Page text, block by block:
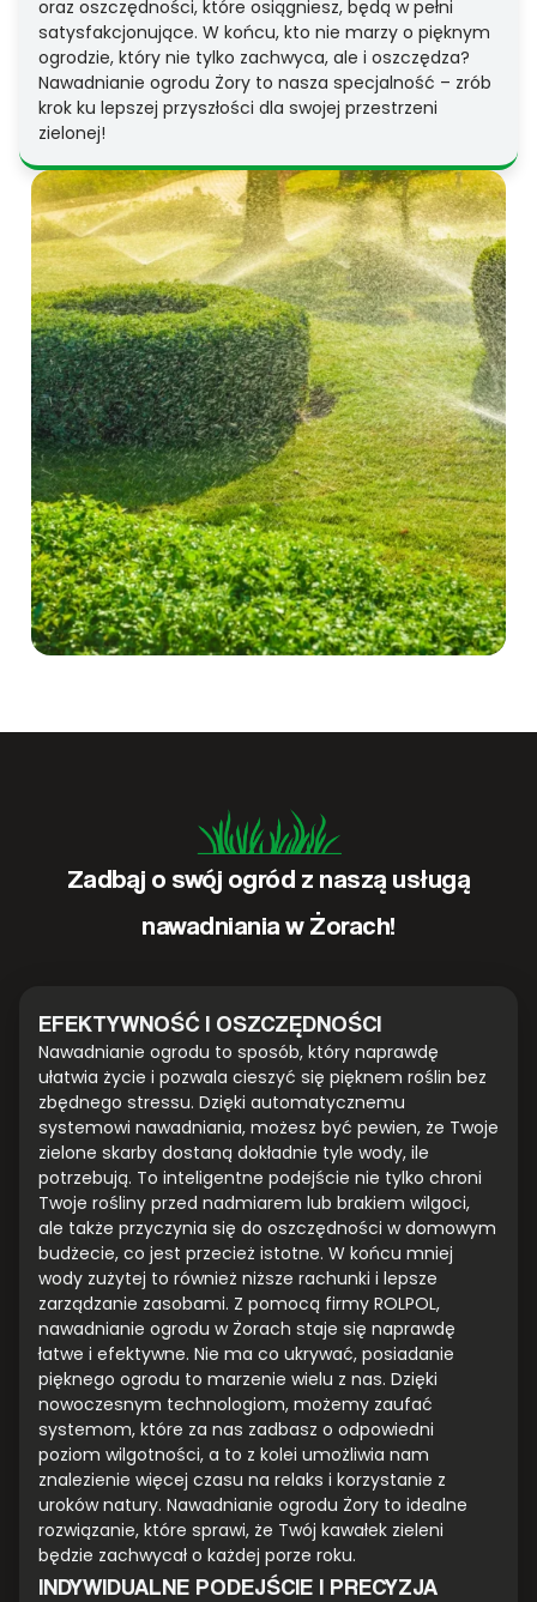
oraz oszczędności, które osiągniesz, będą w pełni
satysfakcjonujące. W końcu, kto nie marzy o pięknym
ogrodzie, który nie tylko zachwyca, ale i oszczędza?
Nawadnianie ogrodu Żory to nasza specjalność – zrób
krok ku lepszej przyszłości dla swojej przestrzeni
zielonej!
Zadbaj o swój ogród z naszą usługą
nawadniania w Żorach!
EFEKTYWNOŚĆ I OSZCZĘDNOŚCI
Nawadnianie ogrodu to sposób, który naprawdę
ułatwia życie i pozwala cieszyć się pięknem roślin bez
zbędnego stressu. Dzięki automatycznemu
systemowi nawadniania, możesz być pewien, że Twoje
zielone skarby dostaną dokładnie tyle wody, ile
potrzebują. To inteligentne podejście nie tylko chroni
Twoje rośliny przed nadmiarem lub brakiem wilgoci,
ale także przyczynia się do oszczędności w domowym
budżecie, co jest przecież istotne. W końcu mniej
wody zużytej to również niższe rachunki i lepsze
zarządzanie zasobami. Z pomocą firmy ROLPOL,
nawadnianie ogrodu w Żorach staje się naprawdę
łatwe i efektywne. Nie ma co ukrywać, posiadanie
pięknego ogrodu to marzenie wielu z nas. Dzięki
nowoczesnym technologiom, możemy zaufać
systemom, które za nas zadbasz o odpowiedni
poziom wilgotności, a to z kolei umożliwia nam
znalezienie więcej czasu na relaks i korzystanie z
uroków natury. Nawadnianie ogrodu Żory to idealne
rozwiązanie, które sprawi, że Twój kawałek zieleni
będzie zachwycał o każdej porze roku.
INDYWIDUALNE PODEJŚCIE I PRECYZJA